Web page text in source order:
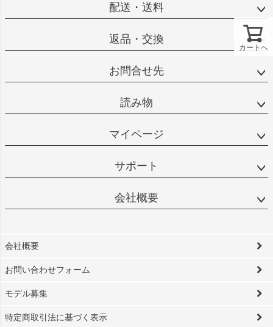
カートへ
配送・送料
返品・交換
お問合せ先
読み物
マイページ
サポート
会社概要
会社概要
お問い合わせフォーム
モデル募集
特定商取引法に基づく表示